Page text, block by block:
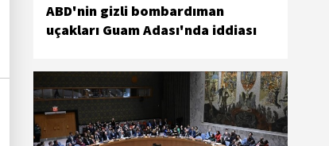
ABD'nin gizli bombardıman
uçakları Guam Adası'nda iddiası